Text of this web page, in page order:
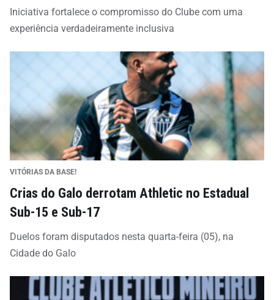
Iniciativa fortalece o compromisso do Clube com uma
experiência verdadeiramente inclusiva
VITÓRIAS DA BASE!
Crias do Galo derrotam Athletic no Estadual
Sub-15 e Sub-17
Duelos foram disputados nesta quarta-feira (05), na
Cidade do Galo